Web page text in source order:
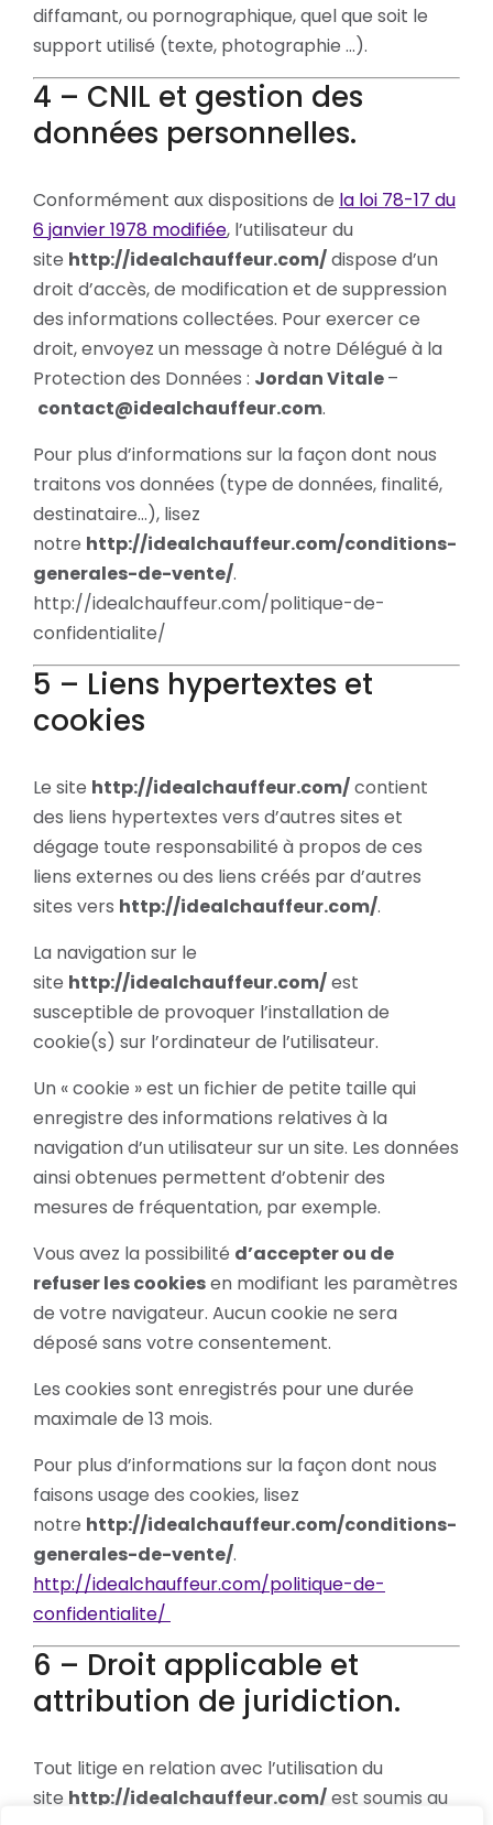
diffamant, ou pornographique, quel que soit le
support utilisé (texte, photographie …).
4 – CNIL et gestion des
données personnelles.
Conformément aux dispositions de la loi 78-17 du
6 janvier 1978 modifiée, l’utilisateur du
site http://idealchauffeur.com/dispose d’un
droit d’accès, de modification et de suppression
des informations collectées. Pour exercer ce
droit, envoyez un message à notre Délégué à la
Protection des Données : Jordan Vitale–
contact@idealchauffeur.com.
Pour plus d’informations sur la façon dont nous
traitons vos données (type de données, finalité,
destinataire…), lisez
notre http://idealchauffeur.com/conditions-
generales-de-vente/.
http://idealchauffeur.com/politique-de-
confidentialite/
5 – Liens hypertextes et
cookies
Le site http://idealchauffeur.com/contient
des liens hypertextes vers d’autres sites et
dégage toute responsabilité à propos de ces
liens externes ou des liens créés par d’autres
sites vers http://idealchauffeur.com/.
La navigation sur le
site http://idealchauffeur.com/est
susceptible de provoquer l’installation de
cookie(s) sur l’ordinateur de l’utilisateur.
Un « cookie » est un fichier de petite taille qui
enregistre des informations relatives à la
navigation d’un utilisateur sur un site. Les données
ainsi obtenues permettent d’obtenir des
mesures de fréquentation, par exemple.
Vous avez la possibilité d’accepter ou de
refuser les cookiesen modifiant les paramètres
de votre navigateur. Aucun cookie ne sera
déposé sans votre consentement.
Les cookies sont enregistrés pour une durée
maximale de 13 mois.
Pour plus d’informations sur la façon dont nous
faisons usage des cookies, lisez
notre http://idealchauffeur.com/conditions-
generales-de-vente/.
http://idealchauffeur.com/politique-de-
confidentialite/
6 – Droit applicable et
attribution de juridiction.
Tout litige en relation avec l’utilisation du
site http://idealchauffeur.com/est soumis au